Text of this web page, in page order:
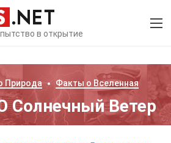
в открытие
Природа Факты о Вселенная
Солнечный Ветер